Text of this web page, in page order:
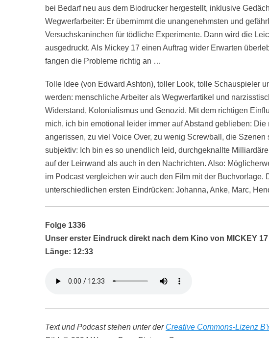
bei Bedarf neu aus dem Biodrucker hergestellt, inklusive
Wegwerfarbeiter: Er übernimmt die unangenehmsten und
Versuchskaninchen für tödliche Experimente. Dann wird die
ausgedruckt. Als Mickey 17 einen Auftrag wider Erwarten
fangen die Probleme richtig an …
Tolle Idee (von Edward Ashton), toller Look, tolle Schauspieler
werden: menschliche Arbeiter als Wegwerfartikel und
Widerstand, Kolonialismus und Genozid. Mit dem richtigen
mich, ich bin emotional leider immer auf Abstand geblieben:
angerissen, zu viel Voice Over, zu wenig Screwball, die
subjektiv: Ich bin es so unendlich leid, durchgeknallte
auf der Leinwand als auch in den Nachrichten. Also:
im Podcast vergleichen wir auch den Film mit der Buchvorlage.
unterschiedlichen ersten Eindrücken: Johanna, Anke, Marc,
Folge 1336
Unser erster Eindruck direkt nach dem Kino von MICKEY 17
Länge: 12:33
Text und Podcast stehen unter der Creative Commons-Lizenz